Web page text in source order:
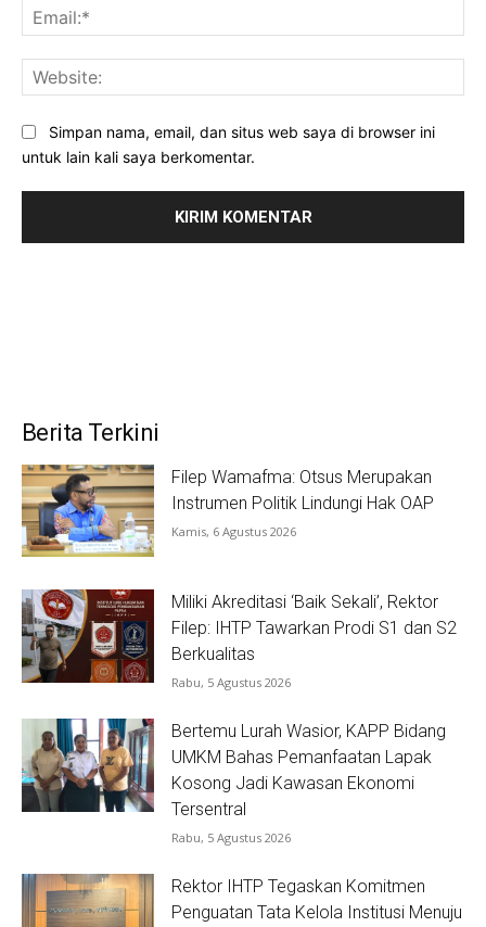
Simpan nama, email, dan situs web saya di browser ini
untuk lain kali saya berkomentar.
Berita Terkini
Filep Wamafma: Otsus Merupakan
Instrumen Politik Lindungi Hak OAP
Kamis, 6 Agustus 2026
Miliki Akreditasi ‘Baik Sekali’, Rektor
Filep: IHTP Tawarkan Prodi S1 dan S2
Berkualitas
Rabu, 5 Agustus 2026
Bertemu Lurah Wasior, KAPP Bidang
UMKM Bahas Pemanfaatan Lapak
Kosong Jadi Kawasan Ekonomi
Tersentral
Rabu, 5 Agustus 2026
Rektor IHTP Tegaskan Komitmen
Penguatan Tata Kelola Institusi Menuju